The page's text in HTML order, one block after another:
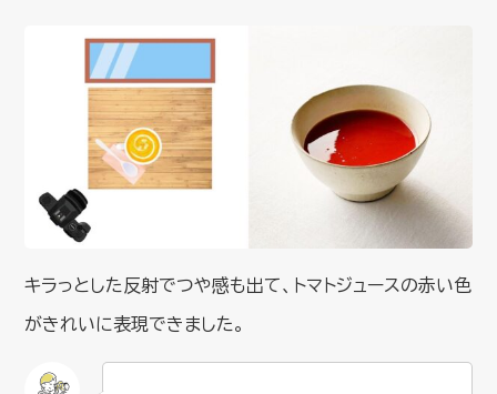
キラっとした反射でつや感も出て、トマトジュースの赤い色
がきれいに表現できました。